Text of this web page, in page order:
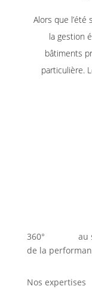
Alors que l’été
la gestion
bâtiments
particulière.
360° au
de la
Nos expertises